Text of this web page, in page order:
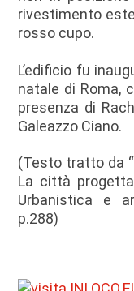
rivestimento
rosso cupo.
L’edificio fu
natale di Roma,
presenza di
Galeazzo Ciano.
(Testo tratto da
La città
Urbanistica e
p.288)